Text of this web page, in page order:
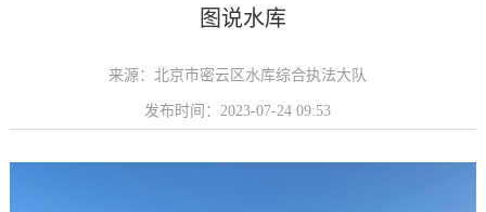
图说水库
来源：北京市密云区水库综合执法大队
发布时间：2023-07-24 09:53